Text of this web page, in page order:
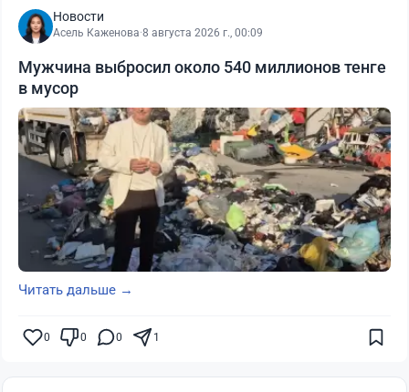
Новости
Асель Каженова·8 августа 2026 г., 00:09
Мужчина выбросил около 540 миллионов тенге
в мусор
Читать дальше →
0 0 0 1